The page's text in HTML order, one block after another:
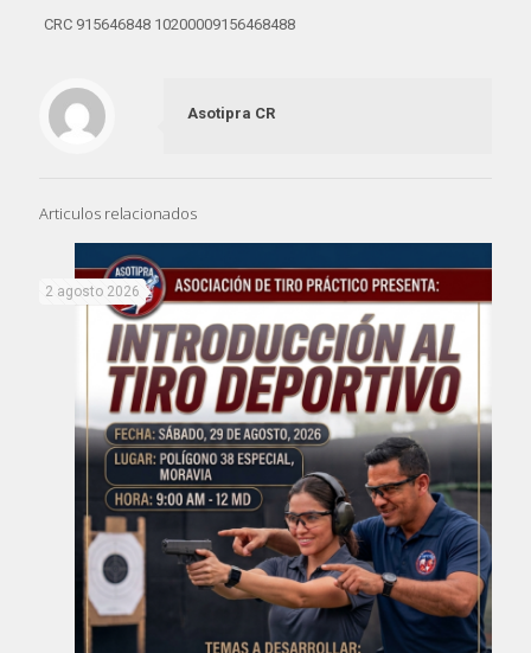
CRC 915646848 10200009156468488
Asotipra CR
Articulos relacionados
2 agosto 2026